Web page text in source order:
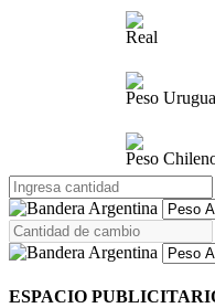
Real
Peso
Peso
ESPACIO